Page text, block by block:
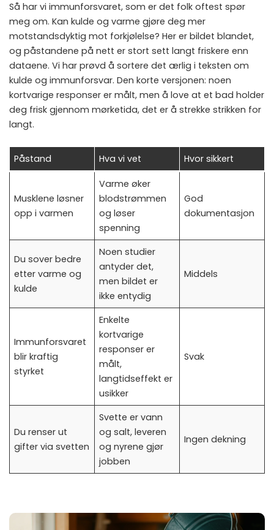
Så har vi immunforsvaret, som er det folk oftest spør
meg om. Kan kulde og varme gjøre deg mer
motstandsdyktig mot forkjølelse? Her er bildet blandet,
og påstandene på nett er stort sett langt friskere enn
dataene. Vi har prøvd å sortere det ærlig i teksten om
kulde og immunforsvar. Den korte versjonen: noen
kortvarige responser er målt, men å love at et bad holder
deg frisk gjennom mørketida, det er å strekke strikken for
langt.
Påstand Hva vi vet Hvor sikkert
Musklene løsner
opp i varmen
Varme øker
blodstrømmen
og løser
spenning
God
dokumentasjon
Du sover bedre
etter varme og
kulde
Noen studier
antyder det,
men bildet er
ikke entydig
Middels
Immunforsvaret
blir kraftig
styrket
Enkelte
kortvarige
responser er
målt,
langtidseffekt er
usikker
Svak
Du renser ut
gifter via svetten
Svette er vann
og salt, leveren
og nyrene gjør
jobben
Ingen dekning